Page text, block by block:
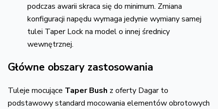
podczas awarii skraca się do minimum. Zmiana
konfiguracji napędu wymaga jedynie wymiany samej
tulei Taper Lock na model o innej średnicy
wewnętrznej.
Główne obszary zastosowania
Tuleje mocujące Taper Bush z oferty Dagar to
podstawowy standard mocowania elementów obrotowych